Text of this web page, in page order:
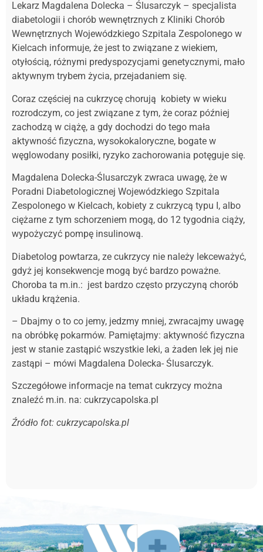
Lekarz Magdalena Dolecka – Ślusarczyk – specjalista
diabetologii i chorób wewnętrznych z Kliniki Chorób
Wewnętrznych Wojewódzkiego Szpitala Zespolonego w
Kielcach informuje, że jest to związane z wiekiem,
otyłością, różnymi predyspozycjami genetycznymi, mało
aktywnym trybem życia, przejadaniem się.
Coraz częściej na cukrzycę chorują kobiety w wieku
rozrodczym, co jest związane z tym, że coraz później
zachodzą w ciążę, a gdy dochodzi do tego mała
aktywność fizyczna, wysokokaloryczne, bogate w
węglowodany posiłki, ryzyko zachorowania potęguje się.
Magdalena Dolecka-Ślusarczyk zwraca uwagę, że w
Poradni Diabetologicznej Wojewódzkiego Szpitala
Zespolonego w Kielcach, kobiety z cukrzycą typu I, albo
ciężarne z tym schorzeniem mogą, do 12 tygodnia ciąży,
wypożyczyć pompę insulinową.
Diabetolog powtarza, ze cukrzycy nie należy lekceważyć,
gdyż jej konsekwencje mogą być bardzo poważne.
Choroba ta m.in.: jest bardzo często przyczyną chorób
układu krążenia.
– Dbajmy o to co jemy, jedzmy mniej, zwracajmy uwagę
na obróbkę pokarmów. Pamiętajmy: aktywność fizyczna
jest w stanie zastąpić wszystkie leki, a żaden lek jej nie
zastąpi – mówi Magdalena Dolecka- Ślusarczyk.
Szczegółowe informacje na temat cukrzycy można
znaleźć m.in. na: cukrzycapolska.pl
Źródło fot: cukrzycapolska.pl